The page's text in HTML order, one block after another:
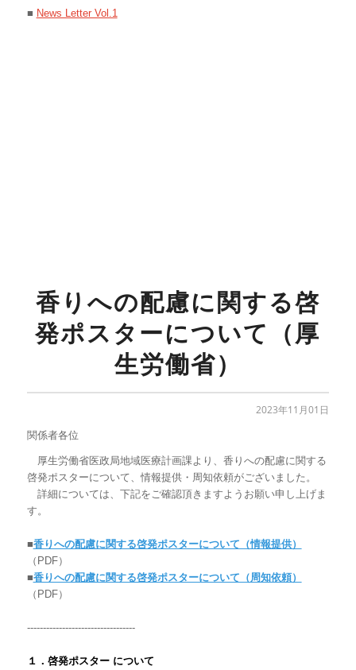
■ News Letter Vol.1
香りへの配慮に関する啓
発ポスターについて（厚
生労働省）
2023年11月01日
関係者各位
厚生労働省医政局地域医療計画課より、香りへの配慮に関する
啓発ポスターについて、情報提供・周知依頼がございました。
詳細については、下記をご確認頂きますようお願い申し上げま
す。
■香りへの配慮に関する啓発ポスターについて（情報提供）
（PDF）
■香りへの配慮に関する啓発ポスターについて（周知依頼）
（PDF）
----------------------------------
１．啓発ポスター について